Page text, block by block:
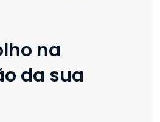
na
da sua